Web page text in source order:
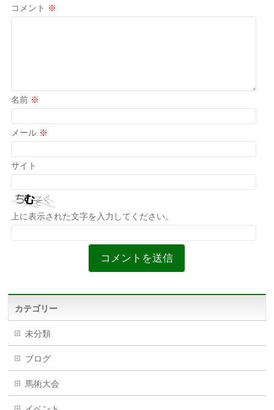
コメント ※
名前 ※
メール ※
サイト
上に表示された文字を入力してください。
カテゴリー
未分類
ブログ
馬術大会